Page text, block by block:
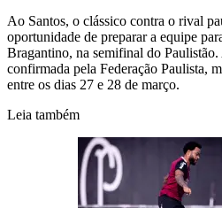
Ao Santos, o clássico contra o rival
oportunidade de preparar a equipe
Bragantino, na semifinal do
confirmada pela Federação Paulista,
entre os dias 27 e 28 de março.
Leia também